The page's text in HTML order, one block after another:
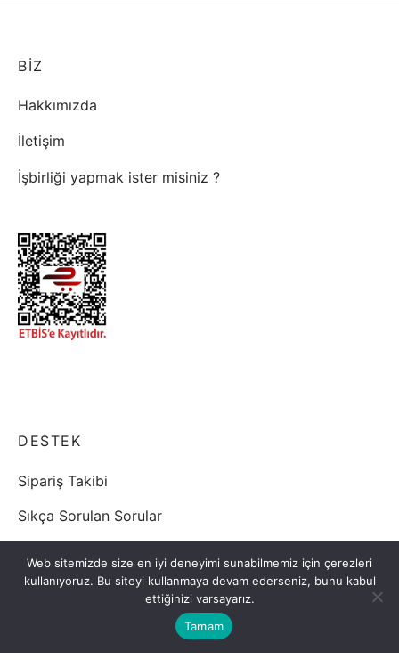
BİZ
Hakkımızda
İletişim
İşbirliği yapmak ister misiniz ?
DESTEK
Sipariş Takibi
Sıkça Sorulan Sorular
Gizlilik/Kişisel Verilerin Korunması Politikası
Teslimat ve iade şartları
Web sitemizde size en iyi deneyimi sunabilmemiz için çerezleri
kullanıyoruz. Bu siteyi kullanmaya devam ederseniz, bunu kabul
ettiğinizi varsayarız.
Tamam